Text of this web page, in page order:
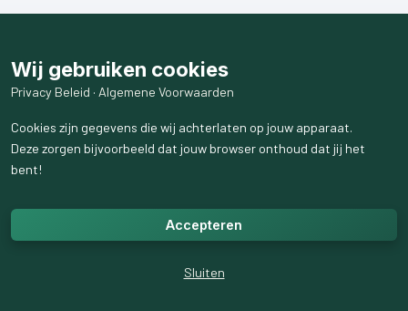
Wij gebruiken cookies
Privacy Beleid · Algemene Voorwaarden
Cookies zijn gegevens die wij achterlaten op jouw apparaat.
Deze zorgen bijvoorbeeld dat jouw browser onthoud dat jij het
bent!
Accepteren
Sluiten